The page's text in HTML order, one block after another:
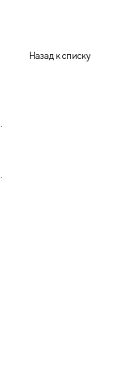
Назад к списку